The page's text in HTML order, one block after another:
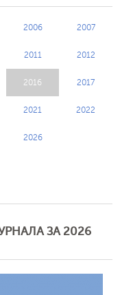
2006 2007
2011 2012
2016 2017
2021 2022
2026
ЗА 2026